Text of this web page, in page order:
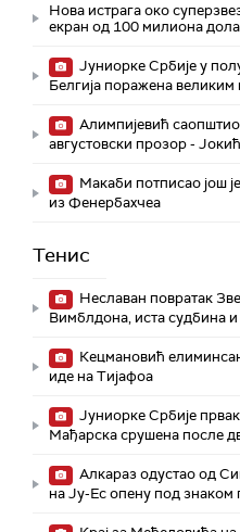
Нова истрага око
екран од 100 милиона
Јуниорке Србије у
Белгија поражена великим
Алимпијевић
августовски прозор -
Макаби потписао још
из Фенербахчеа
Тенис
Неславан повратак
Вимблдона, иста судбина
Кецмановић
иде на Тијафоа
Јуниорке Србије
Мађарска срушена после
Алкараз одустао од
на Ју-Ес опену под знаком